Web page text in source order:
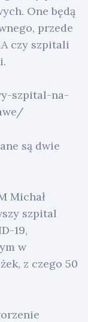
One będą
przede
czy szpitali
szpital-na-
są dwie
Michał
szpital
19,
w
z czego 50